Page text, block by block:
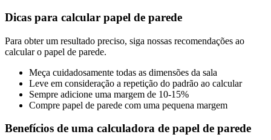
Dicas para calcular papel de parede
Para obter um resultado preciso, siga nossas recomendações ao
calcular o papel de parede.
Meça cuidadosamente todas as dimensões da sala
Leve em consideração a repetição do padrão ao calcular
Sempre adicione uma margem de 10-15%
Compre papel de parede com uma pequena margem
Benefícios de uma calculadora de papel de parede